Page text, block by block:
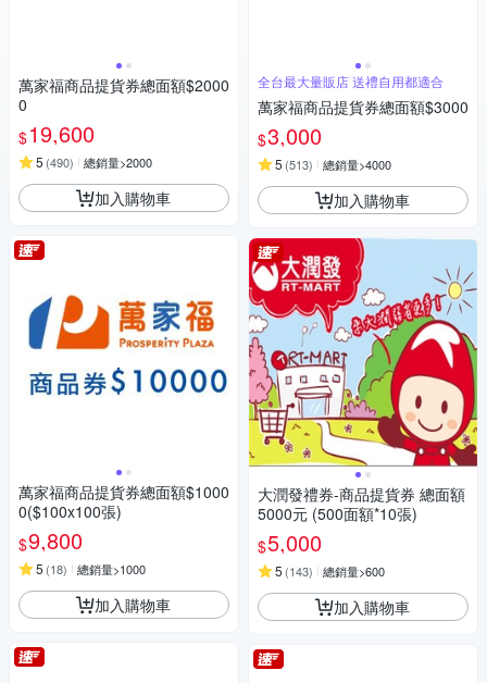
萬家福商品提貨券總面額$2000
0
$19,600
5 (490) 總銷量>2000
加入購物車
萬家福商品提貨券總面額$1000
0($100x100張)
$9,800
5 (18) 總銷量>1000
加入購物車
全台最大量販店 送禮自用都適合
萬家福商品提貨券總面額$3000
$3,000
5 (513) 總銷量>4000
加入購物車
大潤發禮券-商品提貨券 總面額
5000元 (500面額*10張)
$5,000
5 (143) 總銷量>600
加入購物車